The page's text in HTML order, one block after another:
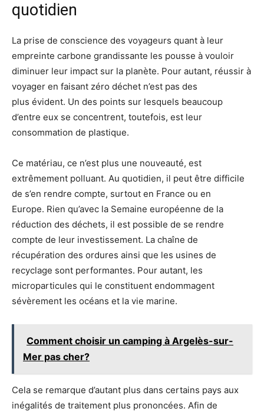
quotidien
La prise de conscience des voyageurs quant à leur
empreinte carbone grandissante les pousse à vouloir
diminuer leur impact sur la planète. Pour autant, réussir à
voyager en faisant zéro déchet n’est pas des
plus évident. Un des points sur lesquels beaucoup
d’entre eux se concentrent, toutefois, est leur
consommation de plastique.
Ce matériau, ce n’est plus une nouveauté, est
extrêmement polluant. Au quotidien, il peut être difficile
de s’en rendre compte, surtout en France ou en
Europe. Rien qu’avec la Semaine européenne de la
réduction des déchets, il est possible de se rendre
compte de leur investissement. La chaîne de
récupération des ordures ainsi que les usines de
recyclage sont performantes. Pour autant, les
microparticules qui le constituent endommagent
sévèrement les océans et la vie marine.
Comment choisir un camping à Argelès-sur-
Mer pas cher?
Cela se remarque d’autant plus dans certains pays aux
inégalités de traitement plus prononcées. Afin de